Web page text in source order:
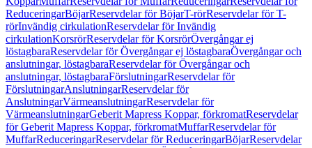
ReduceringarBöjarReservdelar för BöjarT-rörReservdelar för T-
rörInvändig cirkulationReservdelar för Invändig
cirkulationKorsrörReservdelar för KorsrörÖvergångar ej
löstagbaraReservdelar för Övergångar ej löstagbaraÖvergångar och
anslutningar, löstagbaraReservdelar för Övergångar och
anslutningar, löstagbaraFörslutningarReservdelar för
FörslutningarAnslutningarReservdelar för
AnslutningarVärmeanslutningarReservdelar för
VärmeanslutningarGeberit Mapress Koppar, förkromatReservdelar
för Geberit Mapress Koppar, förkromatMuffarReservdelar för
MuffarReduceringarReservdelar för ReduceringarBöjarReservdelar